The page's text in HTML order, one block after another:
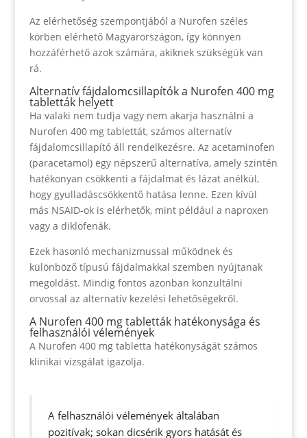
Az elérhetőség szempontjából a Nurofen széles
körben elérhető Magyarországon, így könnyen
hozzáférhető azok számára, akiknek szükségük van
rá.
Alternatív fájdalomcsillapítók a Nurofen 400 mg
tabletták helyett
Ha valaki nem tudja vagy nem akarja használni a
Nurofen 400 mg tablettát, számos alternatív
fájdalomcsillapító áll rendelkezésre. Az acetaminofen
(paracetamol) egy népszerű alternatíva, amely szintén
hatékonyan csökkenti a fájdalmat és lázat anélkül,
hogy gyulladáscsökkentő hatása lenne. Ezen kívül
más NSAID-ok is elérhetők, mint például a naproxen
vagy a diklofenák.
Ezek hasonló mechanizmussal működnek és
különböző típusú fájdalmakkal szemben nyújtanak
megoldást. Mindig fontos azonban konzultálni
orvossal az alternatív kezelési lehetőségekről.
A Nurofen 400 mg tabletták hatékonysága és
felhasználói vélemények
A Nurofen 400 mg tabletta hatékonyságát számos
klinikai vizsgálat igazolja.
A felhasználói vélemények általában
pozitívak; sokan dicsérik gyors hatását és